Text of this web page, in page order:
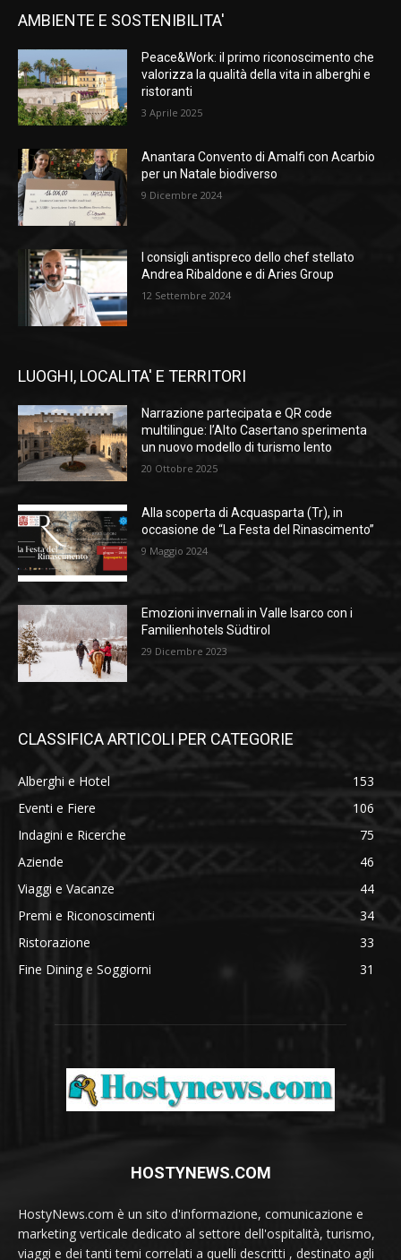
AMBIENTE E SOSTENIBILITA'
Peace&Work: il primo riconoscimento che
valorizza la qualità della vita in alberghi e
ristoranti
3 Aprile 2025
Anantara Convento di Amalfi con Acarbio
per un Natale biodiverso
9 Dicembre 2024
I consigli antispreco dello chef stellato
Andrea Ribaldone e di Aries Group
12 Settembre 2024
LUOGHI, LOCALITA' E TERRITORI
Narrazione partecipata e QR code
multilingue: l’Alto Casertano sperimenta
un nuovo modello di turismo lento
20 Ottobre 2025
Alla scoperta di Acquasparta (Tr), in
occasione de “La Festa del Rinascimento”
9 Maggio 2024
Emozioni invernali in Valle Isarco con i
Familienhotels Südtirol
29 Dicembre 2023
CLASSIFICA ARTICOLI PER CATEGORIE
Alberghi e Hotel
153
Eventi e Fiere
106
Indagini e Ricerche
75
Aziende
46
Viaggi e Vacanze
44
Premi e Riconoscimenti
34
Ristorazione
33
Fine Dining e Soggiorni
31
HOSTYNEWS.COM
HostyNews.com è un sito d'informazione, comunicazione e
marketing verticale dedicato al settore dell'ospitalità, turismo,
viaggi e dei tanti temi correlati a quelli descritti , destinato agli